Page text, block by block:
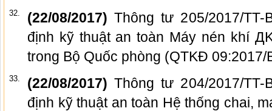
32. (22/08/2017) Thông tư 205/2017/
định kỹ thuật an toàn Máy nén khí
trong Bộ Quốc phòng (QTKĐ 09:2017/
33. (22/08/2017) Thông tư 204/2017/
định kỹ thuật an toàn Hệ thống chai,